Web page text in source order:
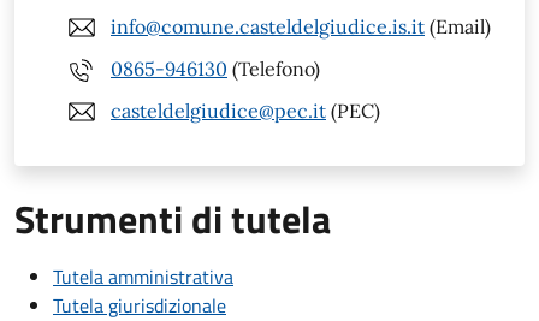
info@comune.casteldelgiudice.is.it (Email)
0865-946130 (Telefono)
casteldelgiudice@pec.it (PEC)
Strumenti di tutela
Tutela amministrativa
Tutela giurisdizionale